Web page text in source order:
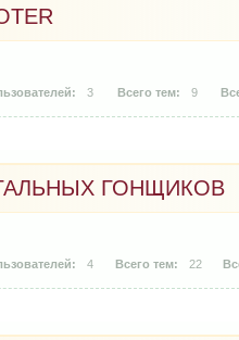
3 9
ГОНЩИКОВ
4 22